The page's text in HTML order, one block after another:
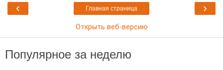
‹ ›
Главная страница
Открыть веб-версию
Популярное за неделю